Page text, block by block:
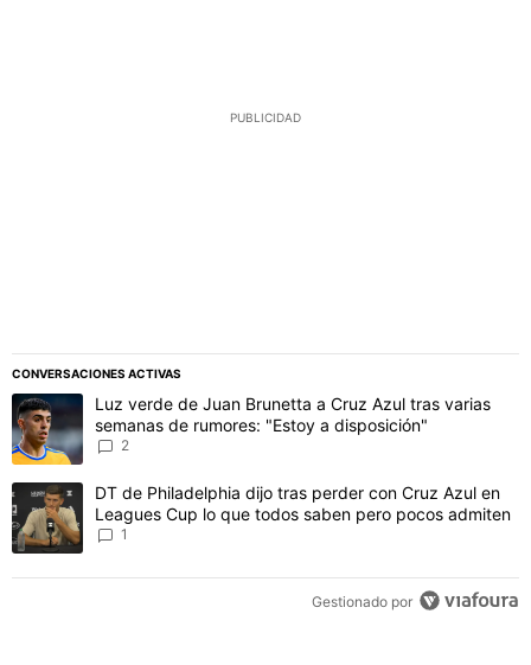
PUBLICIDAD
CONVERSACIONES ACTIVAS
Este listado muestra los artículos con más comentarios en los
Un artículo de tendencia con el título "Luz verde de Juan
Luz verde de Juan Brunetta a Cruz Azul tras varias
semanas de rumores: "Estoy a disposición"
2
Un artículo de tendencia con el título "DT de Philadelphia dijo
DT de Philadelphia dijo tras perder con Cruz Azul en
Leagues Cup lo que todos saben pero pocos admiten
1
Gestionado por